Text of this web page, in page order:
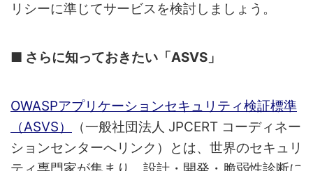
リシーに準じてサービスを検討しましょう。
■ さらに知っておきたい「ASVS」
OWASPアプリケーションセキュリティ検証標準
（ASVS）
（一般社団法人 JPCERT コーディネー
ションセンターへリンク）とは、世界のセキュリ